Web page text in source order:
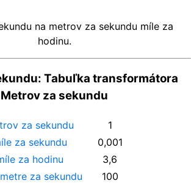
na metrov za sekundu míle za
hodinu.
Tabuľka transformátora
Metrov za sekundu
za sekundu
1
za sekundu
0,001
za hodinu
3,6
za sekundu
100